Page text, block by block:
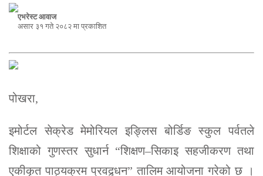
एभरेस्ट आवाज
असार ३१ गते २०८२ मा प्रकाशित
पोखरा,
इमोर्टल सेक्रेड मेमोरियल इङ्लिस बोर्डिङ स्कुल पर्वतले
शिक्षाको गुणस्तर सुधार्न “शिक्षण–सिकाइ सहजीकरण तथा
एकीकृत पाठ्यक्रम प्रवद्र्धन” तालिम आयोजना गरेको छ ।